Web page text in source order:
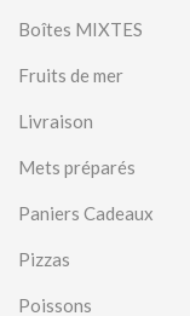
Boîtes MIXTES
Fruits de mer
Livraison
Mets préparés
Paniers Cadeaux
Pizzas
Poissons